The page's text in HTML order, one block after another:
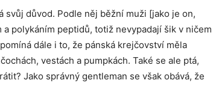
svůj důvod. Podle něj běžní muži [jako je on,
polykáním peptidů, totiž nevypadají šik v ničem
dále i to, že pánská krejčovství měla
vestách a pumpkách. Také se ale ptá,
Jako správný gentleman se však obává, že